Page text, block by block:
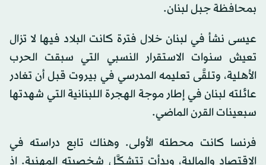
بمحافظة جبل لبنان.
عيسى نشأ في لبنان خلال فترة كانت البلاد فيها لا تزال
تعيش سنوات الاستقرار النسبي التي سبقت الحرب
الأهلية، وتلقَّى تعليمه المدرسي في بيروت قبل أن تغادر
عائلته لبنان في إطار موجة الهجرة اللبنانية التي شهدتها
سبعينات القرن الماضي.
فرنسا كانت محطته الأولى. وهناك تابع دراسته في
الاقتصاد والمالية، وبدأت تتشكَّل شخصيته المهنية. إذ